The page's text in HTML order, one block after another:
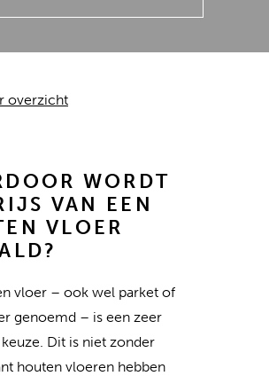
overzicht
WORDT
VAN EEN
VLOER
vloer – ook wel parket of
genoemd – is een zeer
Dit is niet zonder
houten vloeren hebben